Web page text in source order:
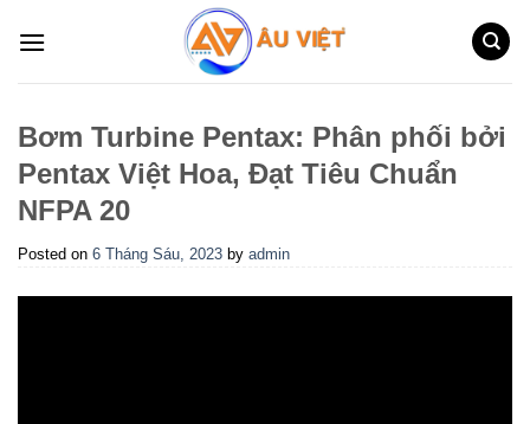
Bơm Turbine Pentax: Phân phối bởi
Pentax Việt Hoa, Đạt Tiêu Chuẩn
NFPA 20
Posted on 6 Tháng Sáu, 2023 by admin